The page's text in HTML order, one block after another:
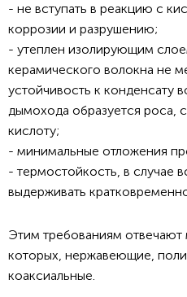
- не вступать в реакцию с
коррозии и разрушению;
- утеплен изолирующим
керамического волокна не
устойчивость к конденсату
дымохода образуется роса,
кислоту;
- минимальные отложения
- термостойкость, в случае
выдерживать
Этим требованиям отвечают
которых, нержавеющие,
коаксиальные.